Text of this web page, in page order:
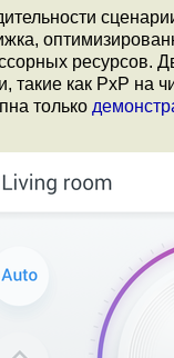
ресурсов.
такие как PxP на
только